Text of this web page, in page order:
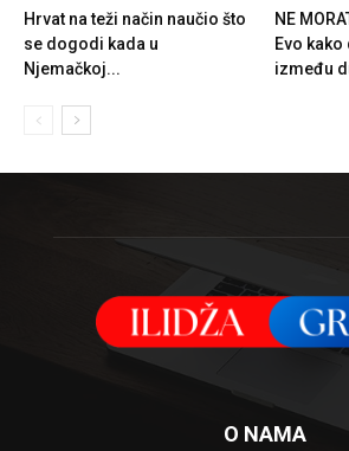
Hrvat na teži način naučio što
se dogodi kada u
Njemačkoj...
NE
Evo
između
O NAMA